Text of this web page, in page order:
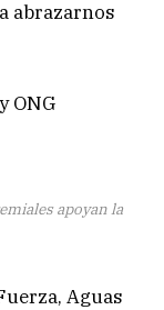
abrazarnos
ONG
apoyan la
Aguas